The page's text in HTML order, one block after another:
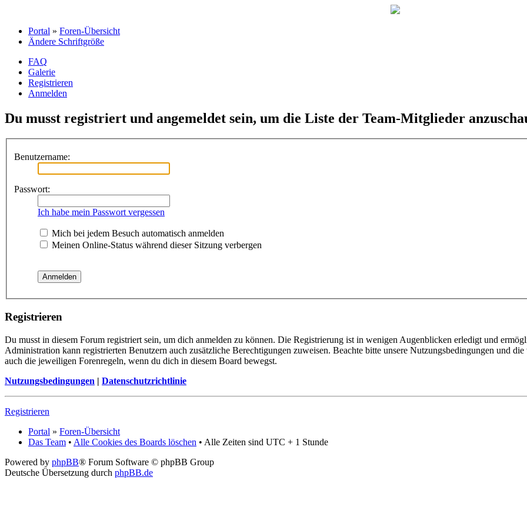
Portal » Foren-Übersicht
Ändere Schriftgröße
FAQ
Galerie
Registrieren
Anmelden
Du musst registriert und angemeldet sein, um die Liste der Team-Mitglieder
Benutzername:
Passwort:
Ich habe mein Passwort vergessen
Mich bei jedem Besuch automatisch anmelden
Meinen Online-Status während dieser Sitzung verbergen
Registrieren
Du musst in diesem Forum registriert sein, um dich anmelden zu können. Die Registrierung ist in wenigen Augenblicken erledigt und
Administration kann registrierten Benutzern auch zusätzliche Berechtigungen zuweisen. Beachte bitte unsere Nutzungsbedingungen und
auch die jeweiligen Forenregeln, wenn du dich in diesem Board bewegst.
Nutzungsbedingungen | Datenschutzrichtlinie
Registrieren
Portal » Foren-Übersicht
Das Team • Alle Cookies des Boards löschen • Alle Zeiten sind UTC + 1 Stunde
Powered by phpBB® Forum Software © phpBB Group
Deutsche Übersetzung durch phpBB.de